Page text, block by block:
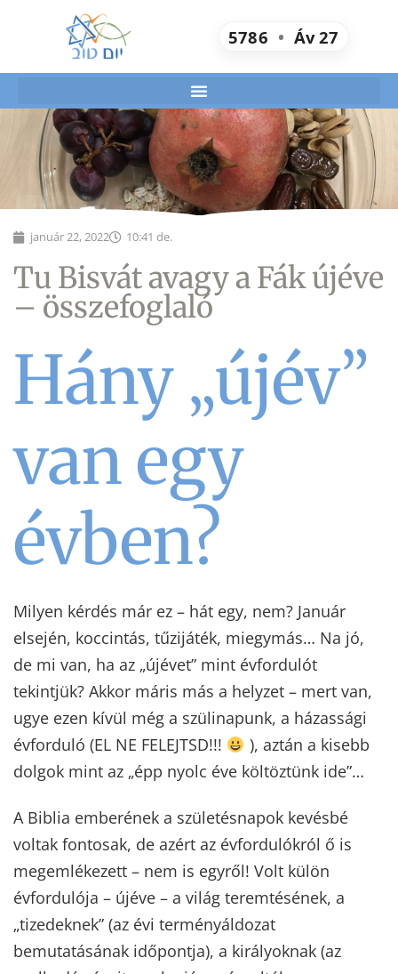
5786 • Áv 27
január 22, 2022 10:41 de.
Tu Bisvát avagy a Fák újéve
– összefoglaló
Hány „újév”
van egy
évben?
Milyen kérdés már ez – hát egy, nem? Január
elsején, koccintás, tűzijáték, miegymás… Na jó,
de mi van, ha az „újévet” mint évfordulót
tekintjük? Akkor máris más a helyzet – mert van,
ugye ezen kívül még a szülinapunk, a házassági
évforduló (EL NE FELEJTSD!!!
), aztán a kisebb
dolgok mint az „épp nyolc éve költöztünk ide”…
A Biblia emberének a születésnapok kevésbé
voltak fontosak, de azért az évfordulókról ő is
megemlékezett – nem is egyről! Volt külön
évfordulója – újéve – a világ teremtésének, a
„tizedeknek” (az évi terményáldozat
bemutatásának időpontja), a királyoknak (az